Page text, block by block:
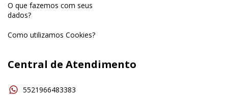
O que fazemos com seus
dados?
Como utilizamos Cookies?
Central de Atendimento
5521966483383